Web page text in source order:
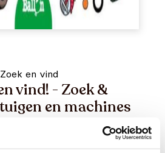
Zoek en vind
vind! - Zoek &
en machines